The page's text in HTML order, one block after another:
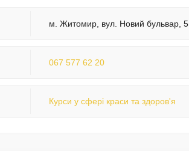
м. Житомир, вул. Новий бульвар, 5
067 577 62 20
Курси у сфері краси та здоров'я